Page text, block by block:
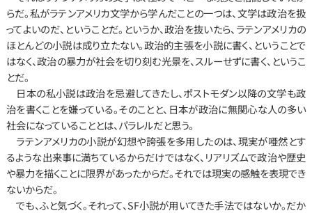
らだ。私がラテンアメリカ文学から学んだことの一つは、文学は政治を扱
ってよいのだ、ということだ。というか、政治を抜いたら、ラテンアメリカの
ほとんどの小説は成り立たない。政治的主張を小説に書く、ということで
はなく、政治の暴力が社会を切り刻む光景を、スルーせずに書く、というこ
とだ。
日本の私小説は政治を忌避してきたし、ポストモダン以降の文学も政
治を書くことを嫌っている。そのことと、日本が政治に無関心な人の多い
社会になっていることとは、パラレルだと思う。
ラテンアメリカの小説が幻想や誇張を多用したのは、現実が唖然とす
るような出来事に満ちているからだけではなく、リアリズムで政治や歴史
や暴力を描くことに限界があったからだ。それでは現実の感触を表現でき
ないからだ。
でも、ふと気づく。それって、SF小説が用いてきた手法ではないか。だか